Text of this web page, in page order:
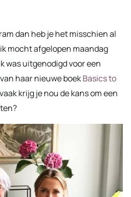
dan heb je het misschien al
mocht afgelopen maandag
was uitgenodigd voor een
haar nieuwe boekBasics to
krijg je nou de kans om een